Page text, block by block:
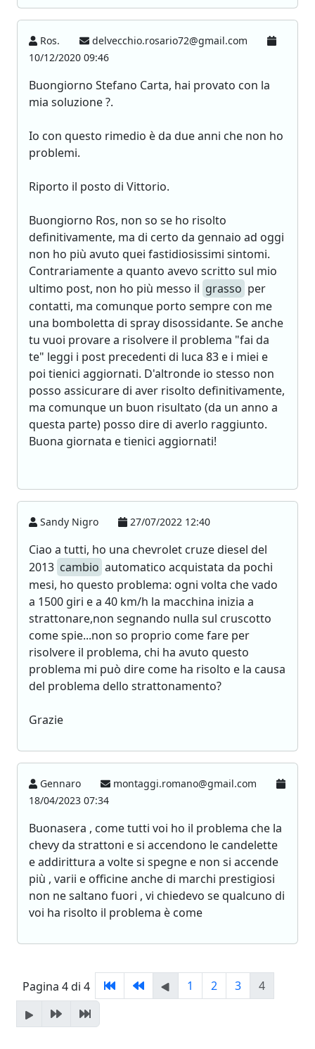
Ros.
delvecchio.rosario72@gmail.com
10/12/2020 09:46
Buongiorno Stefano Carta, hai provato con la
mia soluzione ?.
Io con questo rimedio è da due anni che non ho
problemi.
Riporto il posto di Vittorio.
Buongiorno Ros, non so se ho risolto
definitivamente, ma di certo da gennaio ad oggi
non ho più avuto quei fastidiosissimi sintomi.
Contrariamente a quanto avevo scritto sul mio
ultimo post, non ho più messo il grasso per
contatti, ma comunque porto sempre con me
una bomboletta di spray disossidante. Se anche
tu vuoi provare a risolvere il problema "fai da
te" leggi i post precedenti di luca 83 e i miei e
poi tienici aggiornati. D'altronde io stesso non
posso assicurare di aver risolto definitivamente,
ma comunque un buon risultato (da un anno a
questa parte) posso dire di averlo raggiunto.
Buona giornata e tienici aggiornati!
Sandy Nigro 27/07/2022 12:40
Ciao a tutti, ho una chevrolet cruze diesel del
2013 cambio automatico acquistata da pochi
mesi, ho questo problema: ogni volta che vado
a 1500 giri e a 40 km/h la macchina inizia a
strattonare,non segnando nulla sul cruscotto
come spie...non so proprio come fare per
risolvere il problema, chi ha avuto questo
problema mi può dire come ha risolto e la causa
del problema dello strattonamento?
Grazie
Gennaro
montaggi.romano@gmail.com
18/04/2023 07:34
Buonasera , come tutti voi ho il problema che la
chevy da strattoni e si accendono le candelette
e addirittura a volte si spegne e non si accende
più , varii e officine anche di marchi prestigiosi
non ne saltano fuori , vi chiedevo se qualcuno di
voi ha risolto il problema è come
Pagina 4 di 4 1 2 3 4